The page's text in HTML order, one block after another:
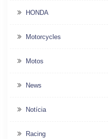
HONDA
Motorcycles
Motos
News
Notícia
Racing